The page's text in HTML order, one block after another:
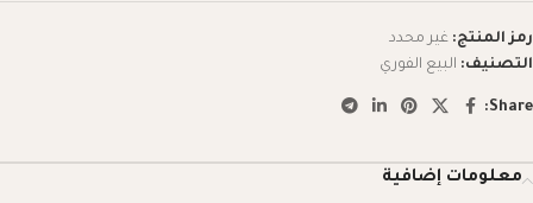
رمز المنتج: غير محدد
التصنيف: البيع الفوري
Share:
معلومات إضافية